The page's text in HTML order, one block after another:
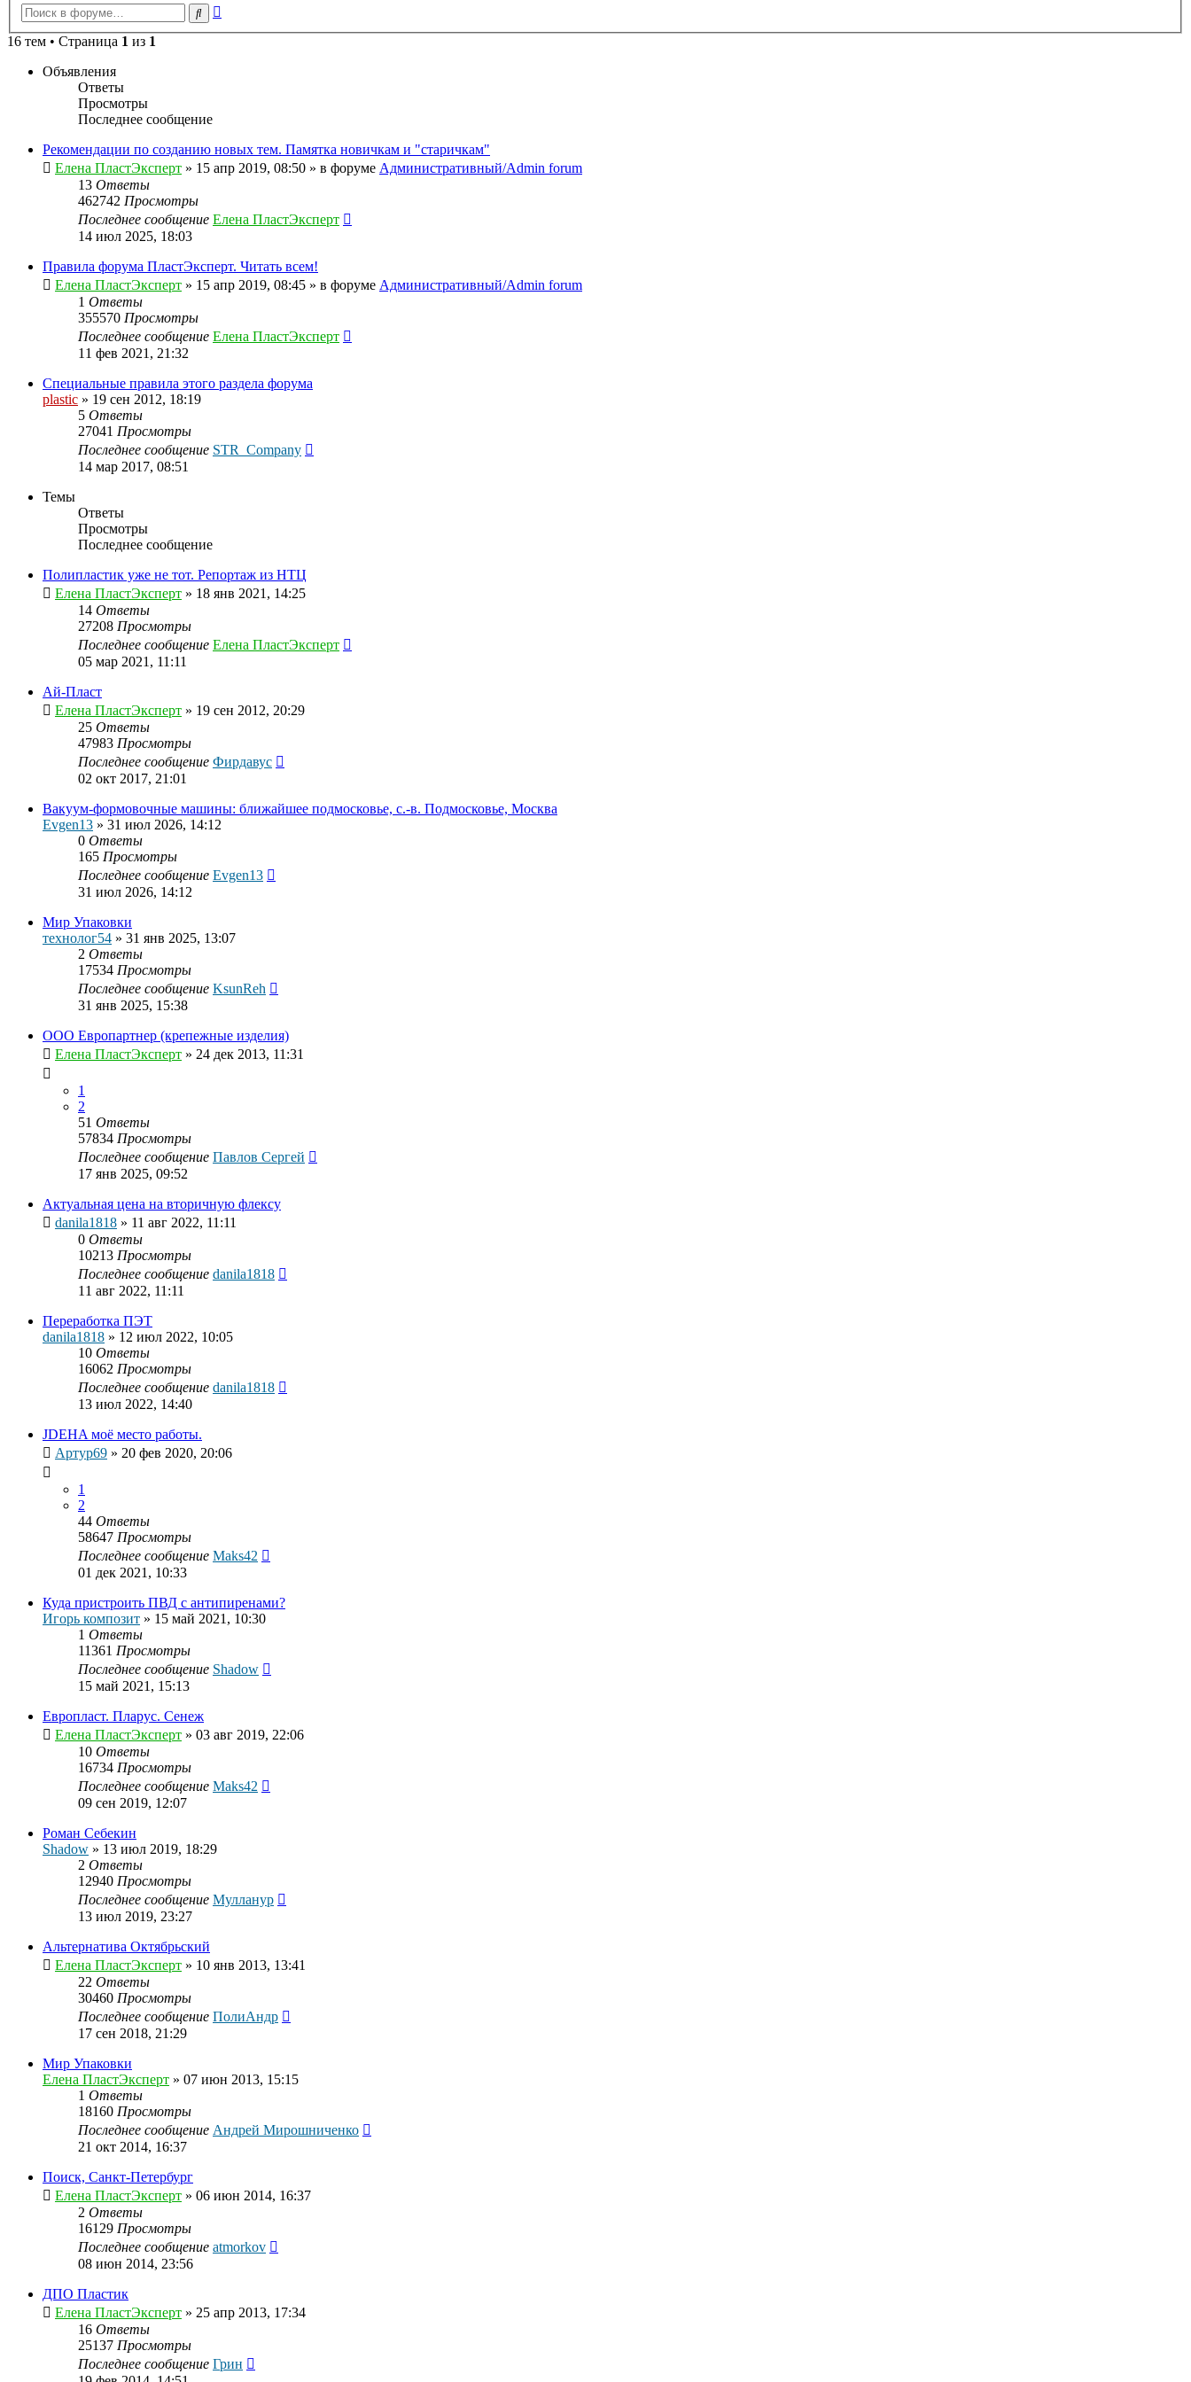
Поиск
16 тем • Страница 1 из 1
Объявления
Ответы
Просмотры
Последнее сообщение
Рекомендации по созданию новых тем. Памятка новичкам и "старичкам"
Елена ПластЭксперт » 15 апр 2019, 08:50 » в форуме Административный/Admin forum
13 Ответы
462742 Просмотры
Последнее сообщение Елена ПластЭксперт
14 июл 2025, 18:03
Правила форума ПластЭксперт. Читать всем!
Елена ПластЭксперт » 15 апр 2019, 08:45 » в форуме Административный/Admin forum
1 Ответы
355570 Просмотры
Последнее сообщение Елена ПластЭксперт
11 фев 2021, 21:32
Специальные правила этого раздела форума
plastic » 19 сен 2012, 18:19
5 Ответы
27041 Просмотры
Последнее сообщение STR_Company
14 мар 2017, 08:51
Темы
Ответы
Просмотры
Последнее сообщение
Полипластик уже не тот. Репортаж из НТЦ
Елена ПластЭксперт » 18 янв 2021, 14:25
14 Ответы
27208 Просмотры
Последнее сообщение Елена ПластЭксперт
05 мар 2021, 11:11
Ай-Пласт
Елена ПластЭксперт » 19 сен 2012, 20:29
25 Ответы
47983 Просмотры
Последнее сообщение Фирдавус
02 окт 2017, 21:01
Вакуум-формовочные машины: ближайшее подмосковье, с.-в. Подмосковье, Москва
Evgen13 » 31 июл 2026, 14:12
0 Ответы
165 Просмотры
Последнее сообщение Evgen13
31 июл 2026, 14:12
Мир Упаковки
технолог54 » 31 янв 2025, 13:07
2 Ответы
17534 Просмотры
Последнее сообщение KsunReh
31 янв 2025, 15:38
ООО Европартнер (крепежные изделия)
Елена ПластЭксперт » 24 дек 2013, 11:31
1
2
51 Ответы
57834 Просмотры
Последнее сообщение Павлов Сергей
17 янв 2025, 09:52
Актуальная цена на вторичную флексу
danila1818 » 11 авг 2022, 11:11
0 Ответы
10213 Просмотры
Последнее сообщение danila1818
11 авг 2022, 11:11
Переработка ПЭТ
danila1818 » 12 июл 2022, 10:05
10 Ответы
16062 Просмотры
Последнее сообщение danila1818
13 июл 2022, 14:40
JDEHA моё место работы.
Артур69 » 20 фев 2020, 20:06
1
2
44 Ответы
58647 Просмотры
Последнее сообщение Maks42
01 дек 2021, 10:33
Куда пристроить ПВД с антипиренами?
Игорь композит » 15 май 2021, 10:30
1 Ответы
11361 Просмотры
Последнее сообщение Shadow
15 май 2021, 15:13
Европласт. Пларус. Сенеж
Елена ПластЭксперт » 03 авг 2019, 22:06
10 Ответы
16734 Просмотры
Последнее сообщение Maks42
09 сен 2019, 12:07
Роман Себекин
Shadow » 13 июл 2019, 18:29
2 Ответы
12940 Просмотры
Последнее сообщение Мулланур
13 июл 2019, 23:27
Альтернатива Октябрьский
Елена ПластЭксперт » 10 янв 2013, 13:41
22 Ответы
30460 Просмотры
Последнее сообщение ПолиАндр
17 сен 2018, 21:29
Мир Упаковки
Елена ПластЭксперт » 07 июн 2013, 15:15
1 Ответы
18160 Просмотры
Последнее сообщение Андрей Мирошниченко
21 окт 2014, 16:37
Поиск, Санкт-Петербург
Елена ПластЭксперт » 06 июн 2014, 16:37
2 Ответы
16129 Просмотры
Последнее сообщение atmorkov
08 июн 2014, 23:56
ДПО Пластик
Елена ПластЭксперт » 25 апр 2013, 17:34
16 Ответы
25137 Просмотры
Последнее сообщение Грин